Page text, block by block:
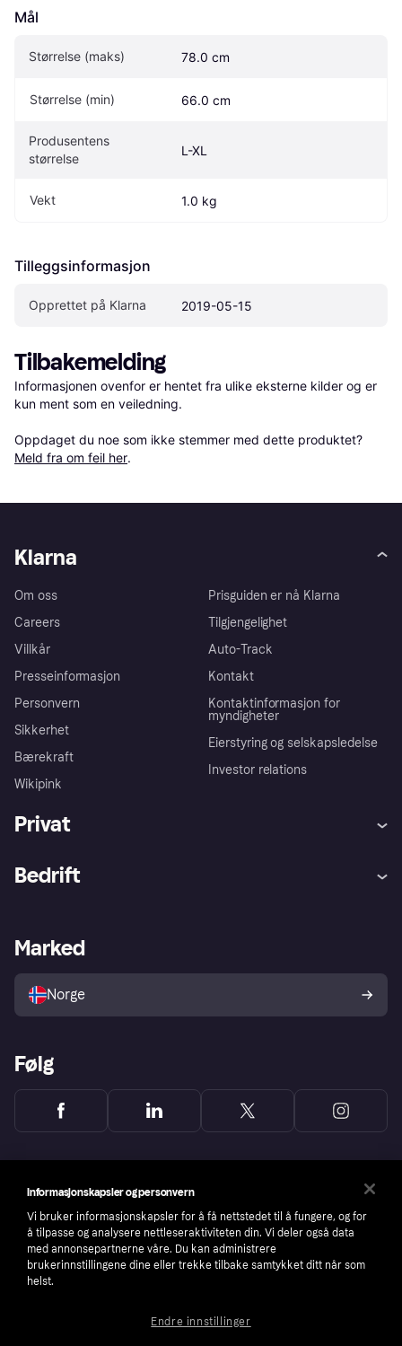
Mål
Størrelse (maks) 78.0 cm
Størrelse (min) 66.0 cm
Produsentens
størrelse
L-XL
Vekt 1.0 kg
Tilleggsinformasjon
Opprettet på Klarna 2019-05-15
Tilbakemelding
Informasjonen ovenfor er hentet fra ulike eksterne kilder og er
kun ment som en veiledning.
Oppdaget du noe som ikke stemmer med dette produktet?
Meld fra om feil her.
Klarna
Om oss
Careers
Villkår
Presseinformasjon
Personvern
Sikkerhet
Bærekraft
Wikipink
Prisguiden er nå Klarna
Tilgjengelighet
Auto-Track
Kontakt
Kontaktinformasjon for
myndigheter
Eierstyring og selskapsledelse
Investor relations
Privat
Utforsk butikker
Bedrift
Merchant portal
Marked
Norge
Følg
Informasjonskapsler og personvern
Vi bruker informasjonskapsler for å få nettstedet til å fungere, og for
å tilpasse og analysere nettleseraktiviteten din. Vi deler også data
med annonsepartnerne våre. Du kan administrere
brukerinnstillingene dine eller trekke tilbake samtykket ditt når som
helst.
Endre innstillinger